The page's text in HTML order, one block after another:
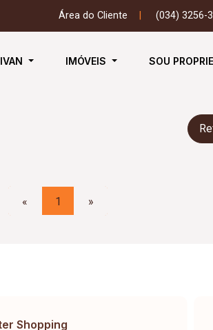
Área do Cliente (034) 3256-
IMÓVEIS SOU
« 1 »
Shopping